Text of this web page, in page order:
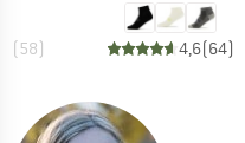
(58) 4,6(64)